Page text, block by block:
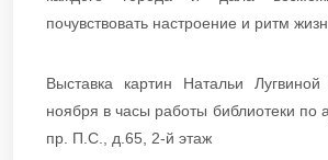
почувствовать настроение и ритм
Выставка картин Натальи
ноября в часы работы библиотеки по
пр. П.С., д.65, 2-й этаж